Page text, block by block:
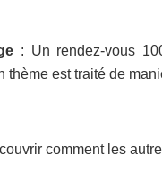
: Un rendez-vous
thème est traité de
comment les